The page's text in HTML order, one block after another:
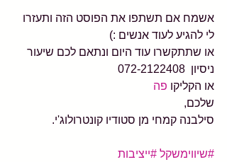
אשמח אם תשתפו את הפוסט הזה ותעזרו
לי להגיע לעוד אנשים :)
או שתתקשרו עוד היום ונתאם לכם שיעור
ניסיון  072-2122408
או הקליקו פה
שלכם,
סילבנה קמחי מן סטודיו קונטרולוג'י.
#שיווימשקל #ייציבות